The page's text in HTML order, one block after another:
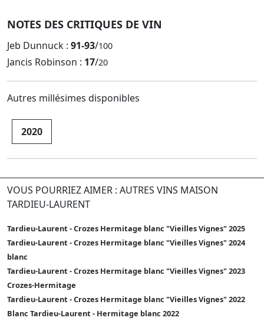
NOTES DES CRITIQUES DE VIN
Jeb Dunnuck : 91-93/100
Jancis Robinson : 17/20
Autres millésimes disponibles
2020
VOUS POURRIEZ AIMER : AUTRES VINS MAISON
TARDIEU-LAURENT
Tardieu-Laurent - Crozes Hermitage blanc "Vieilles Vignes" 2025
Tardieu-Laurent - Crozes Hermitage blanc "Vieilles Vignes" 2024
blanc
Tardieu-Laurent - Crozes Hermitage blanc "Vieilles Vignes" 2023
Crozes-Hermitage
Tardieu-Laurent - Crozes Hermitage blanc "Vieilles Vignes" 2022
Blanc Tardieu-Laurent - Hermitage blanc 2022